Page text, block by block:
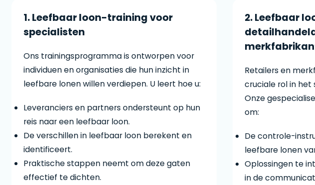
1. Leefbaar loon-training voor
specialisten
Ons trainingsprogramma is ontworpen voor
individuen en organisaties die hun inzicht in
leefbare lonen willen verdiepen. U leert hoe u:
Leveranciers en partners ondersteunt op hun
reis naar een leefbaar loon.
De verschillen in leefbaar loon berekent en
identificeert.
Praktische stappen neemt om deze gaten
effectief te dichten.
2. Leefbaar
Retailers en
cruciale rol in het
Onze
om:
De controle-
leefbare lonen
Oplossingen te
in de